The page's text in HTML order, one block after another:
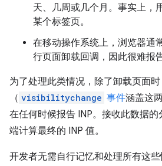
天、几周或几个月。事实上，
某个标签页。
在移动操作系统上，浏览器通
行页面卸载回调，因此很难报告
为了处理此类情况，除了卸载页面时
（ visibilitychange 事件涵盖这
在任何时候报告 INP。接收此数据
端计算最终的 INP 值。
开发者无需自行记忆和处理所有这